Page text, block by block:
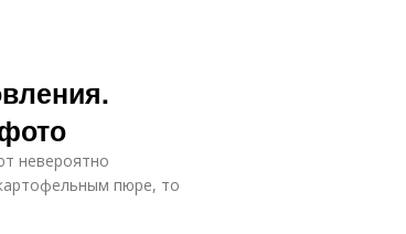
невероятно
пюре, то